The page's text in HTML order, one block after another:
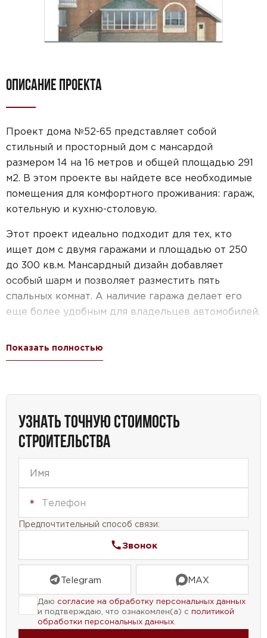
ОПИСАНИЕ ПРОЕКТА
Проект дома №52-65 представляет собой
стильный и просторный дом с мансардой
размером 14 на 16 метров и общей площадью 291
м2. В этом проекте вы найдете все необходимые
помещения для комфортного проживания: гараж,
котельную и кухню-столовую.
Этот проект идеально подходит для тех, кто
ищет дом с двумя гаражами и площадью от 250
до 300 кв.м. Мансардный дизайн добавляет
особый шарм и позволяет разместить пять
спальных комнат. А наличие гаража делает его
еще более удобным для владельцев автомобилей.
кто мечтает о просторном и функциональном
практичность, создавая идеальное место для
комфортной жизни.
Показать полностью
УЗНАТЬ ТОЧНУЮ СТОИМОСТЬ
СТРОИТЕЛЬСТВА
Предпочтительный способ связи:
Звонок
Telegram MAX
Даю согласие на обработку персональных данных
и подтверждаю, что ознакомлен(а) с политикой
обработки персональных данных.